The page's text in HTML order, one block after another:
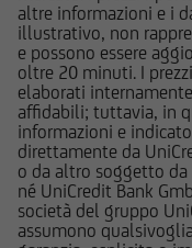
altre informazioni e i
illustrativo, non
e possono essere
oltre 20 minuti. I
elaborati
affidabili; tuttavia, in
informazioni e
direttamente da
o da altro soggetto
né UniCredit Bank
società del gruppo
assumono
esperienza nel
per il tipo di
situazione
circostanza
Prima di
strumento
corso, l'utente
prospetto